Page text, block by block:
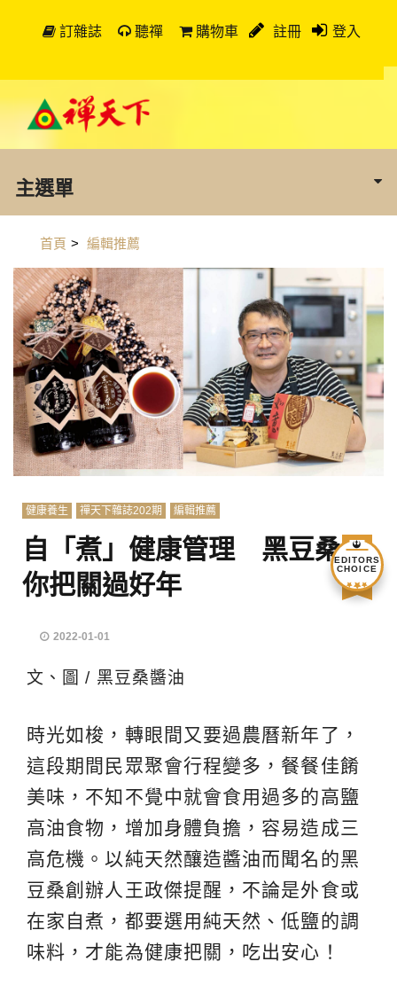
訂雜誌 聽禪 購物車 註冊 登入
主選單
首頁 > 編輯推薦
健康養生 禪天下雜誌202期 編輯推薦
自「煮」健康管理 黑豆桑幫
你把關過好年
2022-01-01
EDITORS
CHOICE
文、圖 / 黑豆桑醬油
時光如梭，轉眼間又要過農曆新年了，
這段期間民眾聚會行程變多，餐餐佳餚
美味，不知不覺中就會食用過多的高鹽
高油食物，增加身體負擔，容易造成三
高危機。以純天然釀造醬油而聞名的黑
豆桑創辦人王政傑提醒，不論是外食或
在家自煮，都要選用純天然、低鹽的調
味料，才能為健康把關，吃出安心！